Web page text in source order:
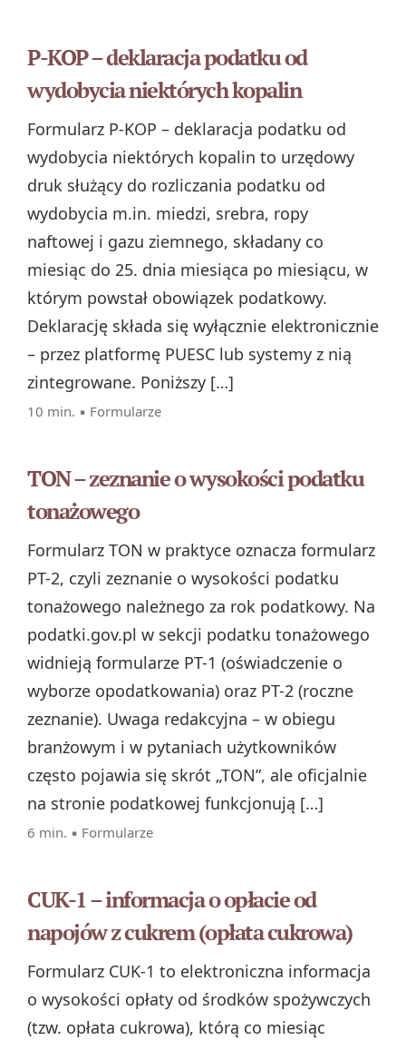
P-KOP – deklaracja podatku od
wydobycia niektórych kopalin
Formularz P‑KOP – deklaracja podatku od
wydobycia niektórych kopalin to urzędowy
druk służący do rozliczania podatku od
wydobycia m.in. miedzi, srebra, ropy
naftowej i gazu ziemnego, składany co
miesiąc do 25. dnia miesiąca po miesiącu, w
którym powstał obowiązek podatkowy.
Deklarację składa się wyłącznie elektronicznie
– przez platformę PUESC lub systemy z nią
zintegrowane. Poniższy […]
10 min. ▪ Formularze
TON – zeznanie o wysokości podatku
tonażowego
Formularz TON w praktyce oznacza formularz
PT-2, czyli zeznanie o wysokości podatku
tonażowego należnego za rok podatkowy. Na
podatki.gov.pl w sekcji podatku tonażowego
widnieją formularze PT-1 (oświadczenie o
wyborze opodatkowania) oraz PT-2 (roczne
zeznanie). Uwaga redakcyjna – w obiegu
branżowym i w pytaniach użytkowników
często pojawia się skrót „TON”, ale oficjalnie
na stronie podatkowej funkcjonują […]
6 min. ▪ Formularze
CUK-1 – informacja o opłacie od
napojów z cukrem (opłata cukrowa)
Formularz CUK‑1 to elektroniczna informacja
o wysokości opłaty od środków spożywczych
(tzw. opłata cukrowa), którą co miesiąc